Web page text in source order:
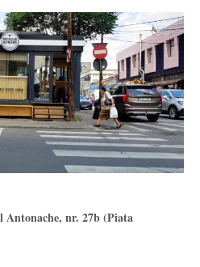
nr. 27b (Piata